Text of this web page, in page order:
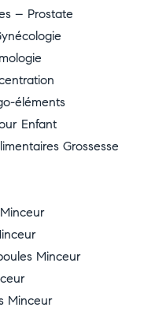
– Prostate
éléments
Enfant
Grossesse
Minceur
Minceur